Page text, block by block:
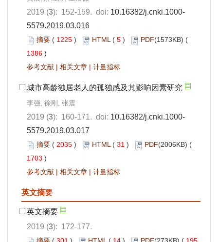
2019 (3): 152-159. doi: 10.16382/j.cnki.1000-
5579.2019.03.016
摘要 ( 1225 ) HTML( 5 ) PDF(1573KB) (
1386 )
参考文献 | 相关文章 | 计量指标
城市高龄独居老人的孤独感及其影响因素研究
李强, 徐刚, 张震
2019 (3): 160-171. doi: 10.16382/j.cnki.1000-
5579.2019.03.017
摘要 ( 2035 ) HTML( 31 ) PDF(2006KB) (
1703 )
参考文献 | 相关文章 | 计量指标
英文摘要
英文摘要
2019 (3): 172-177.